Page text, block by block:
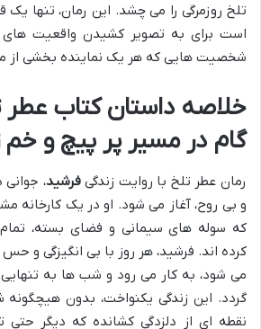
تلخ روزمرگی را می چشد. این رمان، تنها
است برای به تصویر کشیدن واقعیت های
شخصیت هایی که هر یک نماینده بخشی از
خلاصه داستان کتاب عطر
گام در مسیر پر پیچ و خم
رمان عطر تلخ با روایت زندگیفرشید، جوانی
و بی روح، آغاز می شود. او در یک کارخانه
که سوله های سیمانی و فضای بسته،
کرده اند. فرشید، هر روز با بی انگیزگی و
می شود، به کار می رود و شب ها به تنهایی
گردد. این زندگی یکنواخت، بدون هیچگونه
نقطه ای از دلزدگی کشانده که دیگر حتی